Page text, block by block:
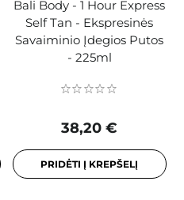
Bali Body - 1 Hour Express
Self Tan - Ekspresinės
Savaiminio Įdegios Putos
- 225ml
38,20 €
PRIDĖTI Į KREPŠELĮ